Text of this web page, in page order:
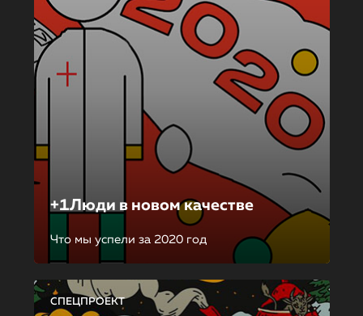
+1Люди в новом качестве
Что мы успели за 2020 год
СПЕЦПРОЕКТ